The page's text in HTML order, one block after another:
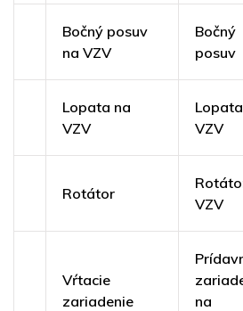
Bočný posuv
na VZV
Bočný
posuv
Lopata na
VZV
VZV
Rotátor
VZV
Vŕtacie
zariadenie
na